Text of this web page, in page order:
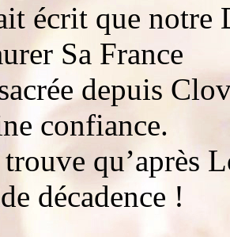
écrit que notre
Sa France
depuis
confiance.
qu’après
décadence !